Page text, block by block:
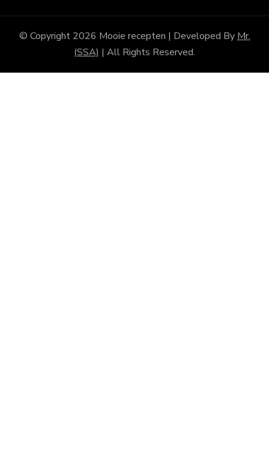
© Copyright 2026 Mooie recepten | Developed By Mr.
(SSA) | All Rights Reserved.